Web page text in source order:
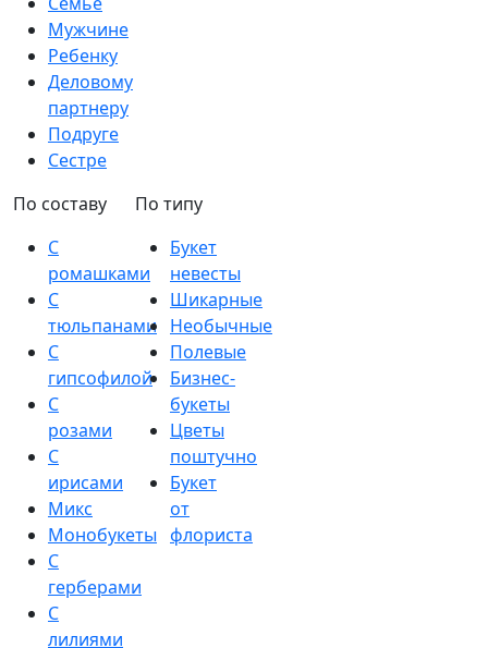
Мужчине
Ребенку
Деловому
партнеру
Подруге
Сестре
По составу
С
ромашками
С
тюльпанами
С
гипсофилой
С
розами
С
ирисами
Микс
Монобукеты
С
герберами
С
лилиями
По типу
Букет
невесты
Шикарные
Необычные
Полевые
Бизнес-
букеты
Цветы
поштучно
Букет
от
флориста